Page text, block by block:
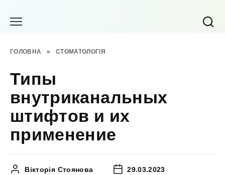
ГОЛОВНА » СТОМАТОЛОГІЯ
Типы
внутриканальных
штифтов и их
применение
Вікторія Стоянова 29.03.2023